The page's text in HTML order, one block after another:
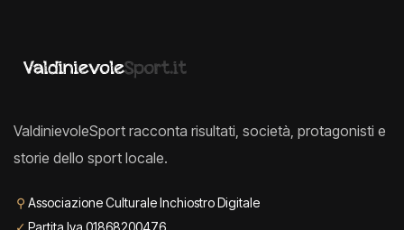
ValdinievoleSport racconta risultati, società, protagonisti e
storie dello sport locale.
⚲ Associazione Culturale Inchiostro Digitale